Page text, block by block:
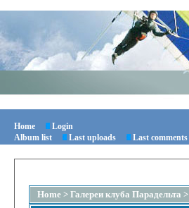
Home
Login
Album list
Last uploads Last comments
Home > Галереи клуба Парадельта >